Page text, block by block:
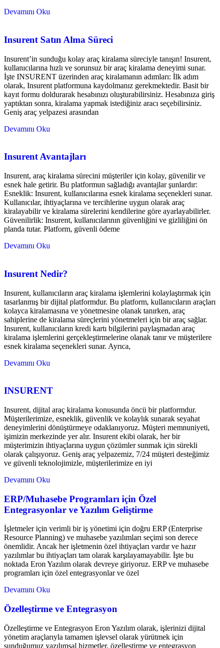
Devamını Oku
Insurent Satın Alma Süreci
Insurent’in sunduğu kolay araç kiralama süreciyle tanışın! Insurent,
kullanıcılarına hızlı ve sorunsuz bir araç kiralama deneyimi sunar.
İşte INSURENT üzerinden araç kiralamanın adımları: İlk adım
olarak, Insurent platformuna kaydolmanız gerekmektedir. Basit bir
kayıt formu doldurarak hesabınızı oluşturabilirsiniz. Hesabınıza giriş
yaptıktan sonra, kiralama yapmak istediğiniz aracı seçebilirsiniz.
Geniş araç yelpazesi arasından
Devamını Oku
Insurent Avantajları
Insurent, araç kiralama sürecini müşteriler için kolay, güvenilir ve
esnek hale getirir. Bu platformun sağladığı avantajlar şunlardır:
Esneklik: Insurent, kullanıcılarına esnek kiralama seçenekleri sunar.
Kullanıcılar, ihtiyaçlarına ve tercihlerine uygun olarak araç
kiralayabilir ve kiralama sürelerini kendilerine göre ayarlayabilirler.
Güvenilirlik: Insurent, kullanıcılarının güvenliğini ve gizliliğini ön
planda tutar. Platform, güvenli ödeme
Devamını Oku
Insurent Nedir?
Insurent, kullanıcıların araç kiralama işlemlerini kolaylaştırmak için
tasarlanmış bir dijital platformdur. Bu platform, kullanıcıların araçları
kolayca kiralamasına ve yönetmesine olanak tanırken, araç
sahiplerine de kiralama süreçlerini yönetmeleri için bir araç sağlar.
Insurent, kullanıcıların kredi kartı bilgilerini paylaşmadan araç
kiralama işlemlerini gerçekleştirmelerine olanak tanır ve müşterilere
esnek kiralama seçenekleri sunar. Ayrıca,
Devamını Oku
INSURENT
Insurent, dijital araç kiralama konusunda öncü bir platformdur.
Müşterilerimize, esneklik, güvenlik ve kolaylık sunarak seyahat
deneyimlerini dönüştürmeye odaklanıyoruz. Müşteri memnuniyeti,
işimizin merkezinde yer alır. Insurent ekibi olarak, her bir
müşterimizin ihtiyaçlarına uygun çözümler sunmak için sürekli
olarak çalışıyoruz. Geniş araç yelpazemiz, 7/24 müşteri desteğimiz
ve güvenli teknolojimizle, müşterilerimize en iyi
Devamını Oku
ERP/Muhasebe Programları için Özel
Entegrasyonlar ve Yazılım Geliştirme
İşletmeler için verimli bir iş yönetimi için doğru ERP (Enterprise
Resource Planning) ve muhasebe yazılımları seçimi son derece
önemlidir. Ancak her işletmenin özel ihtiyaçları vardır ve hazır
yazılımlar bu ihtiyaçları tam olarak karşılayamayabilir. İşte bu
noktada Eron Yazılım olarak devreye giriyoruz. ERP ve muhasebe
programları için özel entegrasyonlar ve özel
Devamını Oku
Özelleştirme ve Entegrasyon
Özelleştirme ve Entegrasyon Eron Yazılım olarak, işlerinizi dijital
yönetim araçlarıyla tamamen işlevsel olarak yürütmek için
sunduğumuz yazılımsal hizmetler, özelleştirme ve entegrasyon